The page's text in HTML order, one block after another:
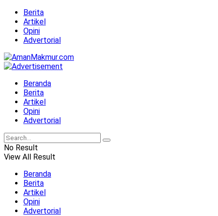
Berita
Artikel
Opini
Advertorial
Beranda
Berita
Artikel
Opini
Advertorial
No Result
View All Result
Beranda
Berita
Artikel
Opini
Advertorial